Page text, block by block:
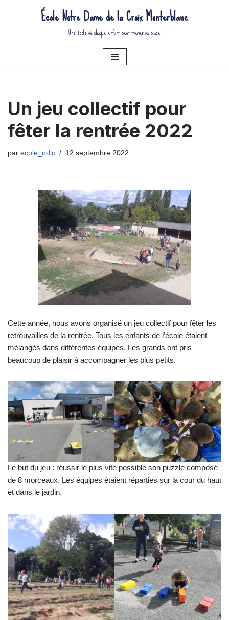
École Notre Dame de la Croix Monterblanc
Une école où chaque enfant peut trouver sa place
Un jeu collectif pour
fêter la rentrée 2022
par ecole_ndlc 12 septembre 2022
Cette année, nous avons organisé un jeu collectif pour fêter les
retrouvailles de la rentrée. Tous les enfants de l’école étaient
mélangés dans différentes équipes. Les grands ont pris
beaucoup de plaisir à accompagner les plus petits.
Le but du jeu : réussir le plus vite possible son puzzle composé
de 8 morceaux. Les équipes étaient réparties sur la cour du haut
et dans le jardin.